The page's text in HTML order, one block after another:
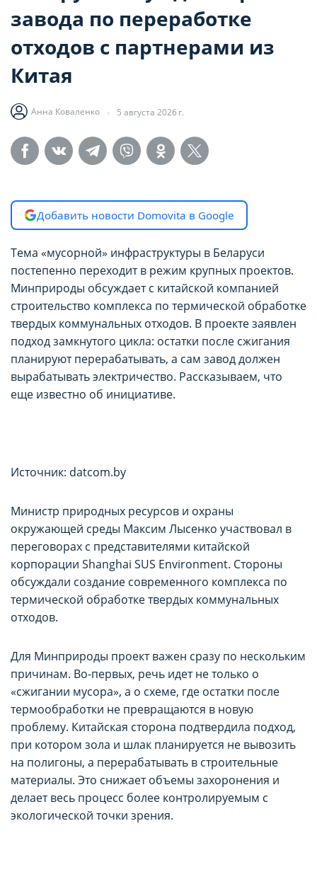
завода по переработке
отходов с партнерами из
Китая
Анна Коваленко 5 августа 2026 г.
Добавить новости Domovita в Google
Тема «мусорной» инфраструктуры в Беларуси
постепенно переходит в режим крупных проектов.
Минприроды обсуждает с китайской компанией
строительство комплекса по термической обработке
твердых коммунальных отходов. В проекте заявлен
подход замкнутого цикла: остатки после сжигания
планируют перерабатывать, а сам завод должен
вырабатывать электричество. Рассказываем, что
еще известно об инициативе.
Источник: datcom.by
Министр природных ресурсов и охраны
окружающей среды Максим Лысенко участвовал в
переговорах с представителями китайской
корпорации Shanghai SUS Environment. Стороны
обсуждали создание современного комплекса по
термической обработке твердых коммунальных
отходов.
Для Минприроды проект важен сразу по нескольким
причинам. Во-первых, речь идет не только о
«сжигании мусора», а о схеме, где остатки после
термообработки не превращаются в новую
проблему. Китайская сторона подтвердила подход,
при котором зола и шлак планируется не вывозить
на полигоны, а перерабатывать в строительные
материалы. Это снижает объемы захоронения и
делает весь процесс более контролируемым с
экологической точки зрения.